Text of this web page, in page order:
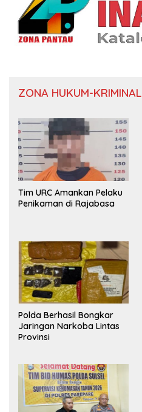
ZONA HUKUM-KRIMINAL
Tim URC Amankan Pelaku
Penikaman di Rajabasa
Polda Berhasil Bongkar
Jaringan Narkoba Lintas
Provinsi